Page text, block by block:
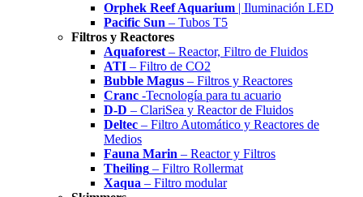
Orphek Reef Aquarium | Iluminación LED
Pacific Sun – Tubos T5
Filtros y Reactores
Aquaforest – Reactor, Filtro de Fluidos
ATI – Filtro de CO2
Bubble Magus – Filtros y Reactores
Cranc -Tecnología para tu acuario
D-D – ClariSea y Reactor de Fluidos
Deltec – Filtro Automático y Reactores de
Medios
Fauna Marin – Reactor y Filtros
Theiling – Filtro Rollermat
Xaqua – Filtro modular